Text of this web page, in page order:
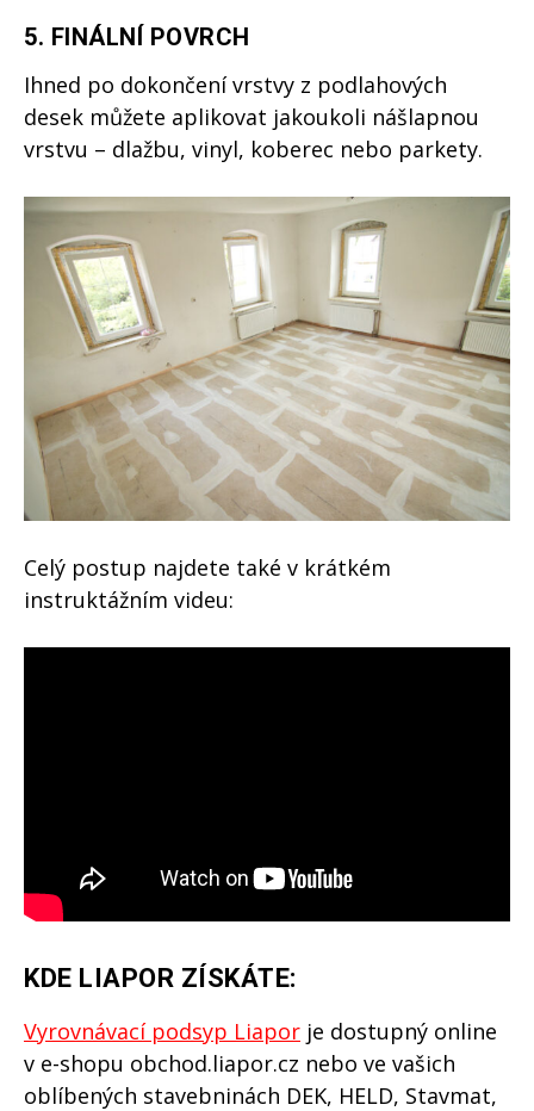
5. FINÁLNÍ POVRCH
Ihned po dokončení vrstvy z podlahových
desek můžete aplikovat jakoukoli nášlapnou
vrstvu – dlažbu, vinyl, koberec nebo parkety.
Celý postup najdete také v krátkém
instruktážním videu:
KDE LIAPOR ZÍSKÁTE:
Vyrovnávací podsyp Liapor je dostupný online
v e-shopu obchod.liapor.cz nebo ve vašich
oblíbených stavebninách DEK, HELD, Stavmat,